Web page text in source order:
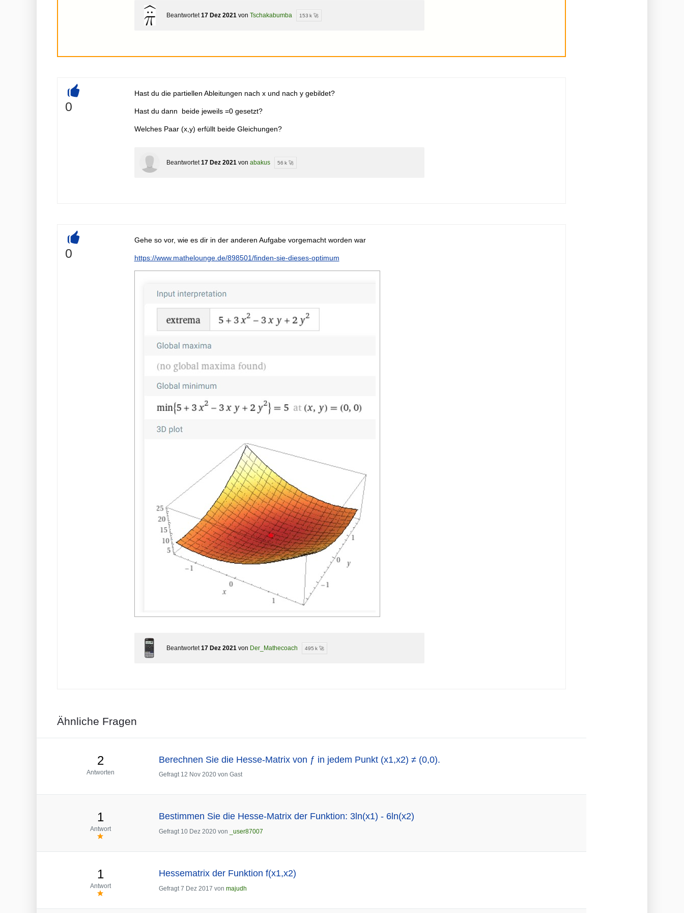
Beantwortet 17 Dez 2021 vonTschakabumba 153 k 🚀
+
0
Hast du die partiellen Ableitungen nach x und nach y gebildet?
Hast du dann beide jeweils =0 gesetzt?
Welches Paar (x,y) erfüllt beide Gleichungen?
Beantwortet 17 Dez 2021 von abakus 56 k 🚀
+
0
Gehe so vor, wie es dir in der anderen Aufgabe vorgemacht worden war
https://www.mathelounge.de/898501/finden-sie-dieses-optimum
Beantwortet 17 Dez 2021 von Der_Mathecoach 495 k 🚀
Ähnliche Fragen
2
Antworten
Berechnen Sie die Hesse-Matrix von ƒ in jedem Punkt (x1,x2) ≠ (0,0).
Gefragt 12 Nov 2020 von Gast
1
Antwort
Bestimmen Sie die Hesse-Matrix der Funktion: 3ln(x1) - 6ln(x2)
Gefragt 10 Dez 2020 von _user87007
1
Antwort
Hessematrix der Funktion f(x1,x2)
Gefragt 7 Dez 2017 von majudh